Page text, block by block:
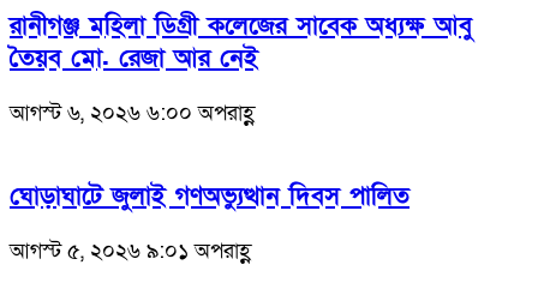
রানীগঞ্জ মহিলা ডিগ্রী কলেজের সাবেক অধ্যক্ষ আবু
তৈয়ব মো. রেজা আর নেই
আগস্ট ৬, ২০২৬ ৬:০০ অপরাহ্ণ
ঘোড়াঘাটে জুলাই গণঅভ্যুত্থান দিবস পালিত
আগস্ট ৫, ২০২৬ ৯:০১ অপরাহ্ণ